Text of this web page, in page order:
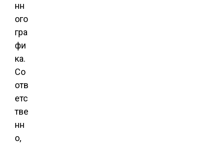
нн
ого
гра
фи
ка.
Со
отв
етс
тве
нн
о,